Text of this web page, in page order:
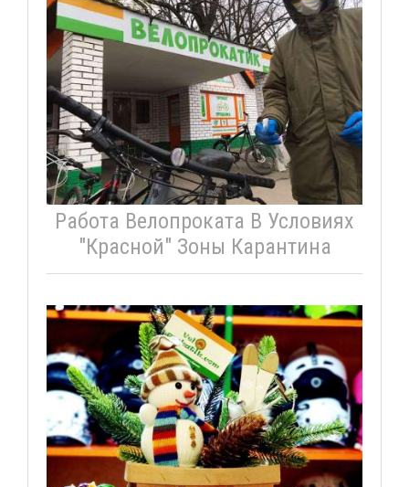
Работа Велопроката В Условиях
"красной" Зоны Карантина